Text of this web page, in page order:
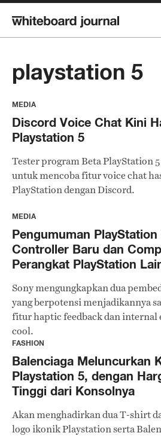
playstation 5
MEDIA
Discord Voice Chat Kini
Playstation 5
Tester program Beta PlayStation
untuk mencoba fitur voice chat
PlayStation dengan Discord.
MEDIA
Pengumuman
Controller Baru dan
Perangkat PlayStation
Sony mengungkapkan dua
yang berpotensi menjadikannya
fitur haptic feedback dan internal
cool.
FASHION
Balenciaga Meluncurkan
Playstation 5, dengan
Tinggi dari Konsolnya
Akan menghadirkan dua T-shirt
logo ikonik Playstation serta